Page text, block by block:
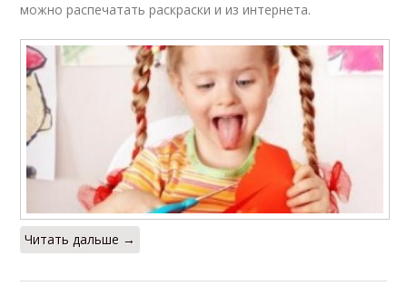
можно распечатать раскраски и из интернета.
Читать дальше →